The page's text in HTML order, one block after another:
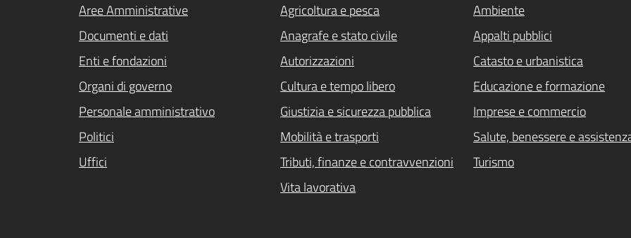
Aree Amministrative
Documenti e dati
Enti e fondazioni
Organi di governo
Personale amministrativo
Politici
Uffici
Agricoltura e pesca
Ambiente
Anagrafe e stato civile
Appalti pubblici
Autorizzazioni
Catasto e urbanistica
Cultura e tempo libero
Educazione e formazione
Giustizia e sicurezza pubblica
Imprese e commercio
Mobilità e trasporti
Salute, benessere e
Tributi, finanze e contravvenzioni
Turismo
Vita lavorativa